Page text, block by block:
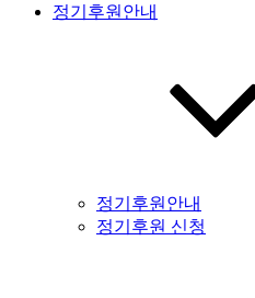
정기후원안내
정기후원안내
정기후원 신청